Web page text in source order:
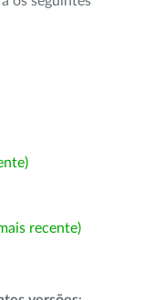
recente)